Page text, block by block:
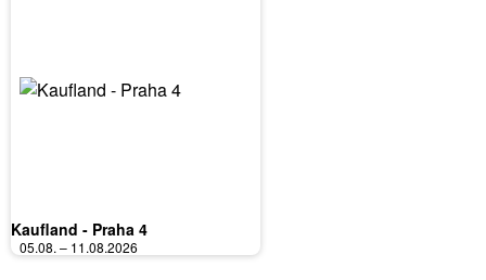
Kaufland - Praha 4
05.08. – 11.08.2026